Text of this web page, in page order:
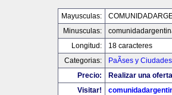
Mayusculas:
Minusculas:
Longitud:
18 caracteres
Categorias:
PaÃ­ses y Ciudades
Precio:
Realizar una
Visitar!